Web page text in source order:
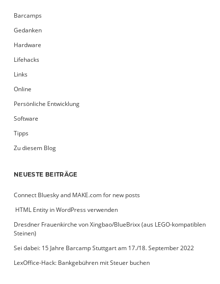
Barcamps
Gedanken
Hardware
Lifehacks
Links
Online
Persönliche Entwicklung
Software
Tipps
Zu diesem Blog
NEUESTE BEITRÄGE
Connect Bluesky and MAKE.com for new posts
­ HTML Entity in WordPress verwenden
Dresdner Frauenkirche von Xingbao/BlueBrixx (aus LEGO-kompatiblen
Steinen)
Sei dabei: 15 Jahre Barcamp Stuttgart am 17./18. September 2022
LexOffice-Hack: Bankgebühren mit Steuer buchen